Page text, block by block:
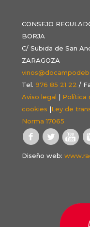
CONSEJO
BORJA
C/ Subida de San
ZARAGOZA
Tel. 976 85 21 22 /
Aviso legal | Política
cookies |Ley de
Norma 17065
Diseño web: